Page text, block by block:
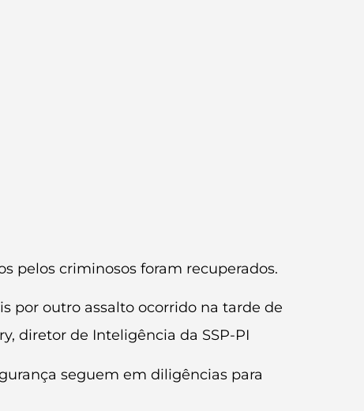
pelos criminosos foram recuperados.
por outro assalto ocorrido na tarde de
diretor de Inteligência da SSP-PI
seguem em diligências para